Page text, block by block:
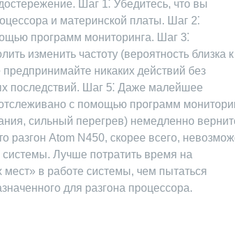
Шаг 1⁚ Убедитесь, что вы
и материнской платы. Шаг 2⁚
программ мониторинга. Шаг 3⁚
изменить частоту (вероятность близка к
никаких действий без
последствий. Шаг 5⁚ Даже малейшее
с помощью программ
сильный перегрев) немедленно
разгон Atom N450, скорее всего,
системы. Лучше потратить время на
в работе системы, чем пытаться
для разгона процессора.